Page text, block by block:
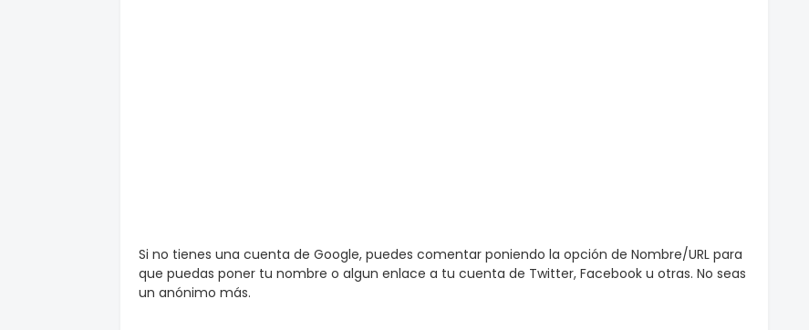
Si no tienes una cuenta de Google, puedes comentar poniendo la opción de Nombre/URL para
que puedas poner tu nombre o algun enlace a tu cuenta de Twitter, Facebook u otras. No seas
un anónimo más.